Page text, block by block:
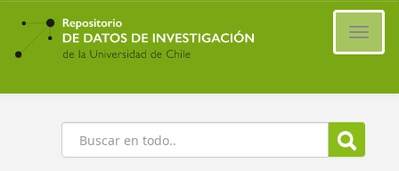
Ir
contenido
principal
Buscar